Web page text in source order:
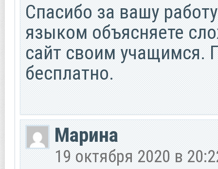
Спасибо за вашу
языком объясняете
сайт своим учащимся.
бесплатно.
Марина
19 октября 2020 в